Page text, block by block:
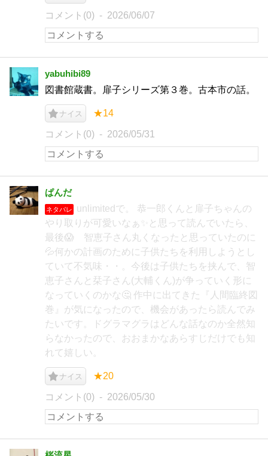
コメント(0) 2026/06/07
yabuhibi89
図書館蔵書。扉子シリーズ第３巻。古本市の話。
ナイス ★14
コメント(0) 2026/05/31
ぱんだ
ネタバレ
unlimitedで。 恭一郎くんと扉子ちゃんの
やり取りが可愛いなぁ✨と思って読んでいたら、
最後😱 智恵子さん丸くなったと思っていたのに
💦何かの計画のために子供たちを利用しようとし
ていて不気味・・。今後は子供たちを挟んで、智
恵子さんと栞子さん(大輔くん)が争っていく形に
なっていくのかな🤔 作中に出てきた『人間臨終図
巻』が気になったので、機会があったら読んでみ
たいです。ドグラマグラはどんな話なのか全然知
らなかったので、おおまかなあらすじだけでも知
れて嬉しい。
ナイス ★20
コメント(0) 2026/05/30